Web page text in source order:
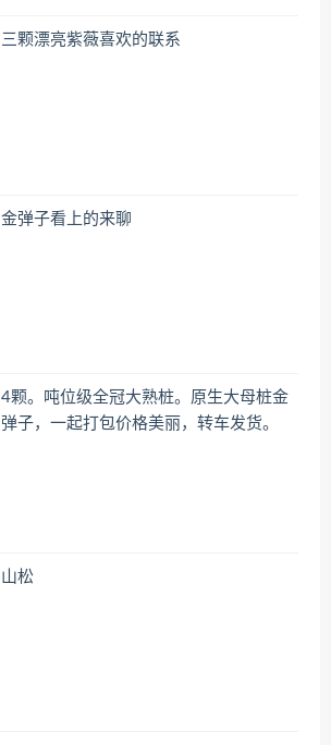
三颗漂亮紫薇喜欢的联系
金弹子看上的来聊
4颗。吨位级全冠大熟桩。原生大母桩金
弹子，一起打包价格美丽，转车发货。
山松